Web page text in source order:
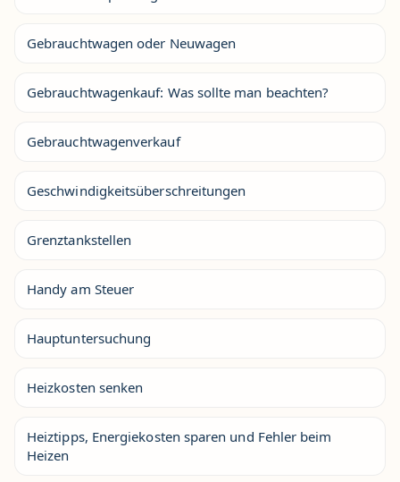
Gebrauchtwagen oder Neuwagen
Gebrauchtwagenkauf: Was sollte man beachten?
Gebrauchtwagenverkauf
Geschwindigkeitsüberschreitungen
Grenztankstellen
Handy am Steuer
Hauptuntersuchung
Heizkosten senken
Heiztipps, Energiekosten sparen und Fehler beim
Heizen